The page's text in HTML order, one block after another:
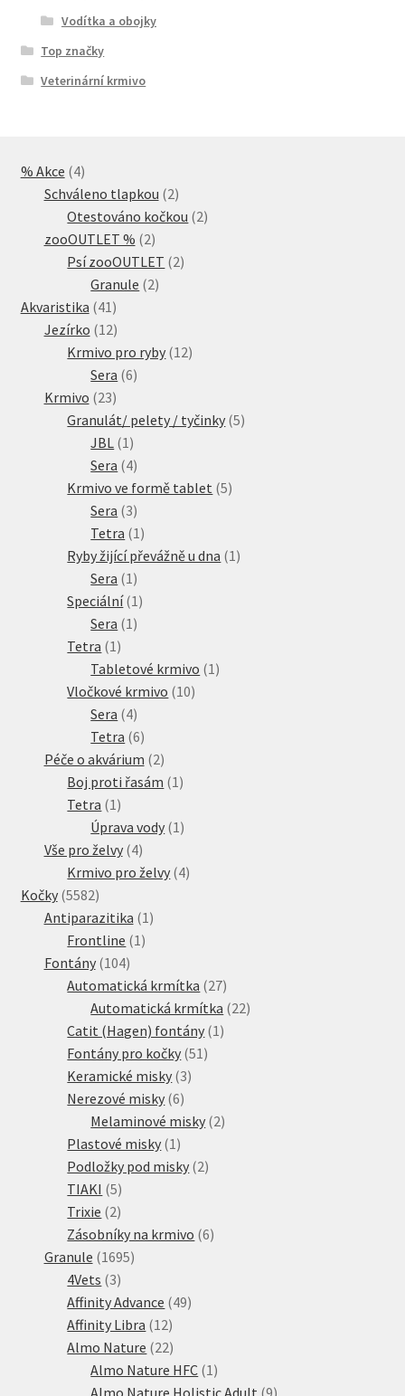
Vodítka a obojky
Top značky
Veterinární krmivo
% Akce 44
produkty
Schváleno tlapkou 22
produkty
Otestováno kočkou 22
zooOUTLET % 22
produkty
Psí zooOUTLET 22
Granule 22
Akvaristika 41 41
produktů
Jezírko 1212
produktů
Krmivo pro ryby 1212
Sera 66
Krmivo 2323
produktů
Granulát/ pelety / tyčinky 55
JBL 1 1
produkt
Sera 44
produkty
Krmivo ve formě tablet 55
Sera 33
produkty
Tetra 1 1
produkt
Ryby žijící převážně u dna 1 1
Sera 1 1
produkt
Speciální 1 1
Sera 1 1
Tetra 1 1
produkt
Tabletové krmivo 1 1
Vločkové krmivo 1010
Sera 44
produkty
Tetra 66
produktů
Péče o akvárium 22
produkty
Boj proti řasám 1 1
Tetra 1 1
produkt
Úprava vody 1 1
Vše pro želvy 44
produkty
Krmivo pro želvy 44
Kočky 55825582
produktů
Antiparazitika 1 1
Frontline 1 1
Fontány 104104
produktů
Automatická krmítka 2727
produktů
Automatická krmítka 2222
Catit (Hagen) fontány 1 1
Fontány pro kočky 51 51
Keramické misky 33
Nerezové misky 66
produktů
Melaminové misky 22
Plastové misky 1 1
produkt
Podložky pod misky 22
TIAKI 55
produktů
Trixie 22
produkty
Zásobníky na krmivo 66
Granule 16951695
4Vets 33
produkty
Affinity Advance 4949
Affinity Libra 1212
produktů
Almo Nature 2222
produktů
Almo Nature HFC 1 1
produkt
Almo Nature Holistic Adult 99